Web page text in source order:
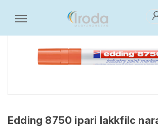
Edding 8750 ipari lakkfilc